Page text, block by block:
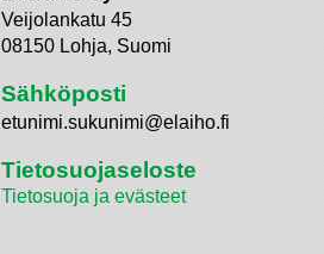
Veijolankatu 45
08150 Lohja, Suomi
Sähköposti
etunimi.sukunimi@elaiho.fi
Tietosuojaseloste
Tietosuoja ja evästeet